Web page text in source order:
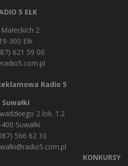
5 EŁK
2
300 Ełk
621 59 00
Radio 5
Suwałki
2 lok. 1.2
Suwałki
566 62 10
KONKURSY